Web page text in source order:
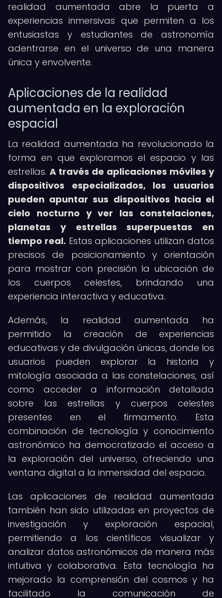
realidad aumentada abre la puerta a
experiencias inmersivas que permiten a los
entusiastas y estudiantes de astronomía
adentrarse en el universo de una manera
única y envolvente.
Aplicaciones de la realidad
aumentada en la exploración
espacial
La realidad aumentada ha revolucionado la
forma en que exploramos el espacio y las
estrellas. A través de aplicaciones móviles y
dispositivos especializados, los usuarios
pueden apuntar sus dispositivos hacia el
cielo nocturno y ver las constelaciones,
planetas y estrellas superpuestas en
tiempo real. Estas aplicaciones utilizan datos
precisos de posicionamiento y orientación
para mostrar con precisión la ubicación de
los cuerpos celestes, brindando una
experiencia interactiva y educativa.
Además, la realidad aumentada ha
permitido la creación de experiencias
educativas y de divulgación únicas, donde los
usuarios pueden explorar la historia y
mitología asociada a las constelaciones, así
como acceder a información detallada
sobre las estrellas y cuerpos celestes
presentes en el firmamento. Esta
combinación de tecnología y conocimiento
astronómico ha democratizado el acceso a
la exploración del universo, ofreciendo una
ventana digital a la inmensidad del espacio.
Las aplicaciones de realidad aumentada
también han sido utilizadas en proyectos de
investigación y exploración espacial,
permitiendo a los científicos visualizar y
analizar datos astronómicos de manera más
intuitiva y colaborativa. Esta tecnología ha
mejorado la comprensión del cosmos y ha
facilitado la comunicación de